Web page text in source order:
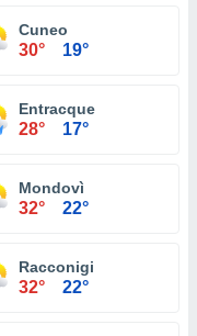
Cuneo
30° 19°
Entracque
28° 17°
Mondovì
32° 22°
Racconigi
32° 22°